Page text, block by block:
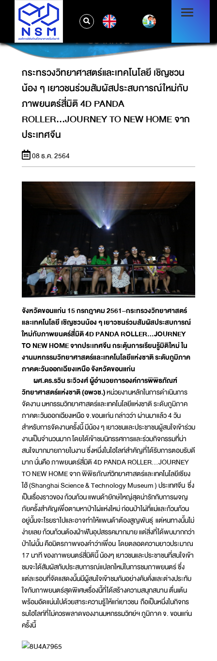
น้อง ๆ เยาวชนร่วมสัมผัสประสบการณ์ใหม่กับ
ภาพยนตร์สี่มิติ 4D PANDA
ROLLER...JOURNEY TO NEW HOME จาก
ประเทศจีน
กระทรวงวิทยาศาสตร์และเทคโนโลยี เชิญชวน
น้อง ๆ เยาวชนร่วมสัมผัสประสบการณ์ใหม่กับ
ภาพยนตร์สี่มิติ 4D PANDA
ROLLER...JOURNEY TO NEW HOME จาก
ประเทศจีน
08 ธ.ค. 2564
จังหวัดขอนแก่น 15 กรกฎาคม 2561–กระทรวงวิทยาศาสตร์
และเทคโนโลยี เชิญชวนน้อง ๆ เยาวชนร่วมสัมผัสประสบการณ์
ใหม่กับภาพยนตร์สี่มิติ 4D PANDA ROLLER...JOURNEY
TO NEW HOME จากประเทศจีน กระตุ้นการเรียนรู้มิติใหม่ ใน
งานมหกรรมวิทยาศาสตร์และเทคโนโลยีแห่งชาติ ระดับภูมิภาค
ภาคตะวันออกเฉียงเหนือ จังหวัดขอนแก่น
ผศ.ดร.รวิน ระวิวงศ์ ผู้อำนวยการองค์การพิพิธภัณฑ์
วิทยาศาสตร์แห่งชาติ (อพวช.)หน่วยงานหลักในการดำเนินการ
จัดงาน มหกรรมวิทยาศาสตร์และเทคโนโลยีแห่งชาติ ระดับภูมิภาค
ภาคตะวันออกเฉียงเหนือ จ.ขอนแก่น กล่าวว่า ผ่านมาแล้ว 4 วัน
สำหรับการจัดงานครั้งนี้ มีน้อง ๆ เยาวชนและประชาชนผู้สนใจเข้าร่วม
งานเป็นจำนวนมาก โดยได้เข้าชมนิทรรศการและร่วมกิจกรรมที่น่า
สนใจมากมายภายในงาน ซึ่งหนึ่งในไฮไลท์สำคัญที่ได้รับการตอบรับดี
มาก นั่นคือ ภาพยนตร์สี่มิติ 4D PANDA ROLLER...JOURNEY
TO NEW HOME จาก พิพิธภัณฑ์วิทยาศาสตร์และเทคโนโลยีเซียง
ไฮ้ (Shanghai Science & Technology Museum ) ประเทศจีน ซึ่ง
เป็นเรื่องราวของ ก้วนก้วน แพนด้ายักษ์ใหญ่สุดน่ารักกับการผจญ
ภัยครั้งสำคัญเพื่อตามหาป่าไผ่แห่งใหม่ ก่อนป่าไผ่ที่แม่และก้วนก้วน
อยู่นั้นจะโรยราไปและอาจทำให้แพนด้าต้องสูญพันธุ์ แต่หนทางนั้นไม่
ง่ายเลย ก้วนก้วนต้องฝ่าฟันอุปสรรคมากมาย แต่สิ่งที่ได้พบมากกว่า
ป่าไผ่นั้น คือมิตรภาพของคำว่าเพื่อน โดยตลอดความยาวประมาณ
17 นาที ของภาพยนตร์สี่มิตินี้ น้องๆ เยาวชนและประชาชนที่สนใจเข้า
ชมจะได้สัมผัสกับประสบการณ์แปลกใหม่ในการชมภาพยนตร์ ซึ่ง
แต่ละรอบที่จัดแสดงนั้นมีผู้สนใจเข้าชมกันอย่างคับคั่งและต่างประทับ
ใจกับภาพยนตร์สุดพิเศษเรื่องนี้ที่ได้สร้างความสนุกสนาน ตื่นเต้น
พร้อมอัดแน่นไปด้วยสาระความรู้ให้แก่เยาวชน ถือเป็นหนึ่งในกิจกร
รมไฮไลท์ที่ไม่ควรพลาดของงานมหกรรมวิทย์ฯ ภูมิภาค จ. ขอนแก่น
ครั้งนี้